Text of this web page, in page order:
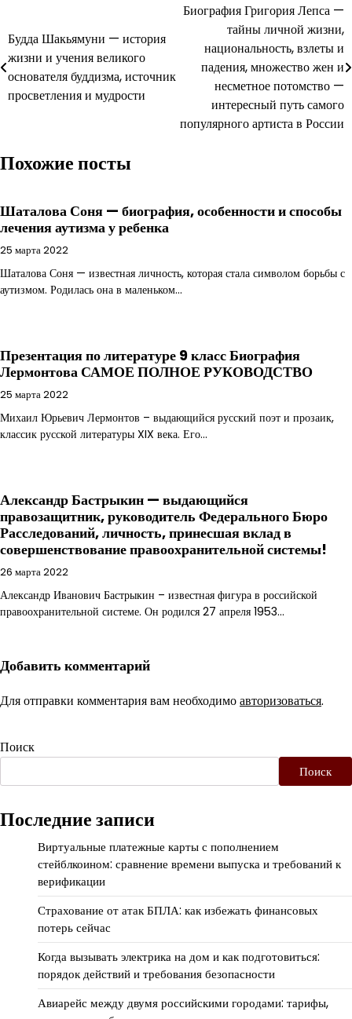
по
записям
Будда Шакьямуни — история
жизни и учения великого
основателя буддизма, источник
просветления и мудрости
Биография Григория Лепса —
тайны личной жизни,
национальность, взлеты и
падения, множество жен и
несметное потомство —
интересный путь самого
популярного артиста в России
Похожие посты
Шаталова Соня — биография, особенности и способы
лечения аутизма у ребенка
25 марта 2022
Шаталова Соня — известная личность, которая стала символом борьбы с
аутизмом. Родилась она в маленьком…
Презентация по литературе 9 класс Биография
Лермонтова САМОЕ ПОЛНОЕ РУКОВОДСТВО
25 марта 2022
Михаил Юрьевич Лермонтов – выдающийся русский поэт и прозаик,
классик русской литературы XIX века. Его…
Александр Бастрыкин — выдающийся
правозащитник, руководитель Федерального Бюро
Расследований, личность, принесшая вклад в
совершенствование правоохранительной системы!
26 марта 2022
Александр Иванович Бастрыкин – известная фигура в российской
правоохранительной системе. Он родился 27 апреля 1953…
Добавить комментарий
Для отправки комментария вам необходимоавторизоваться.
Поиск
Поиск
Последние записи
Виртуальные платежные карты с пополнением
стейблкоином: сравнение времени выпуска и требований к
верификации
Страхование от атак БПЛА: как избежать финансовых
потерь сейчас
Когда вызывать электрика на дом и как подготовиться:
порядок действий и требования безопасности
Авиарейс между двумя российскими городами: тарифы,